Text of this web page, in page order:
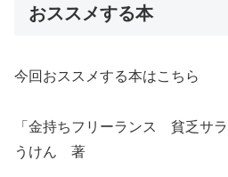
おススメする本
今回おススメする本はこちら
「金持ちフリーランス 貧乏サ
うけん 著